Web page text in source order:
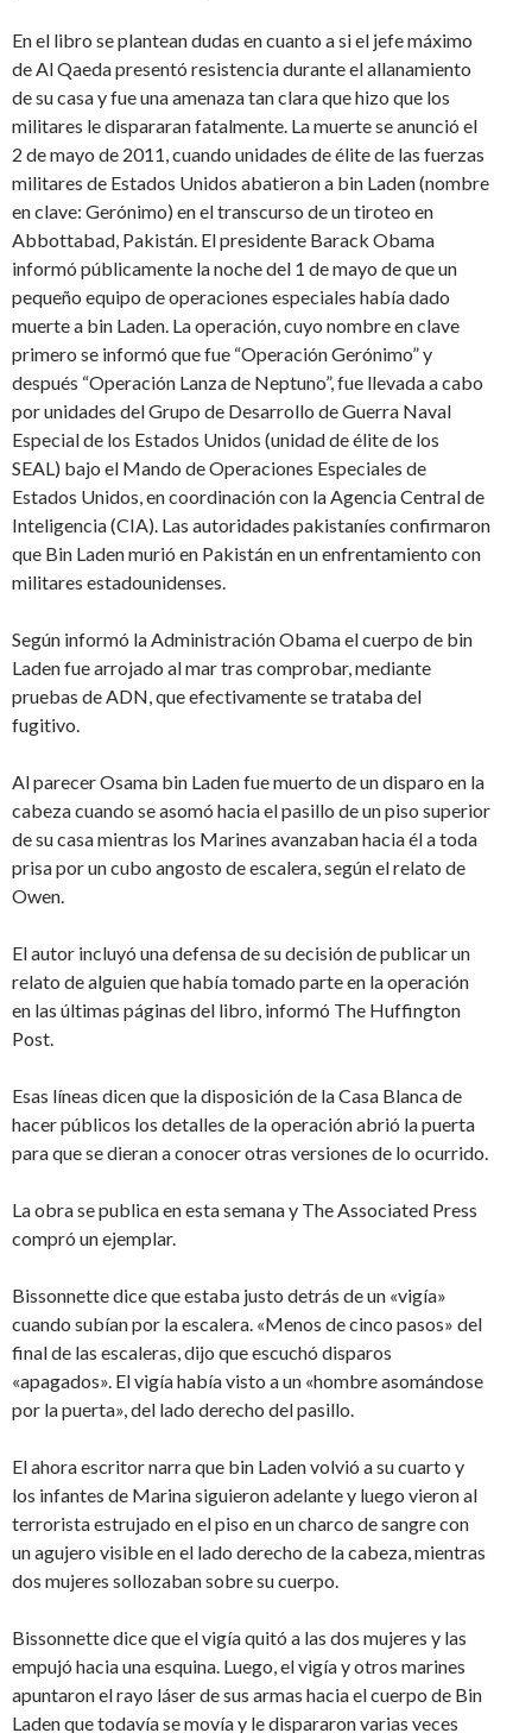
En el libro se plantean dudas en cuanto a si el jefe máximo
de Al Qaeda presentó resistencia durante el allanamiento
de su casa y fue una amenaza tan clara que hizo que los
militares le dispararan fatalmente. La muerte se anunció el
2 de mayo de 2011, cuando unidades de élite de las fuerzas
militares de Estados Unidos abatieron a bin Laden (nombre
en clave: Gerónimo) en el transcurso de un tiroteo en
Abbottabad, Pakistán. El presidente Barack Obama
informó públicamente la noche del 1 de mayo de que un
pequeño equipo de operaciones especiales había dado
muerte a bin Laden. La operación, cuyo nombre en clave
primero se informó que fue “Operación Gerónimo” y
después “Operación Lanza de Neptuno”, fue llevada a cabo
por unidades del Grupo de Desarrollo de Guerra Naval
Especial de los Estados Unidos (unidad de élite de los
SEAL) bajo el Mando de Operaciones Especiales de
Estados Unidos, en coordinación con la Agencia Central de
Inteligencia (CIA). Las autoridades pakistaníes confirmaron
que Bin Laden murió en Pakistán en un enfrentamiento con
militares estadounidenses.
Según informó la Administración Obama el cuerpo de bin
Laden fue arrojado al mar tras comprobar, mediante
pruebas de ADN, que efectivamente se trataba del
fugitivo.
Al parecer Osama bin Laden fue muerto de un disparo en la
cabeza cuando se asomó hacia el pasillo de un piso superior
de su casa mientras los Marines avanzaban hacia él a toda
prisa por un cubo angosto de escalera, según el relato de
Owen.
El autor incluyó una defensa de su decisión de publicar un
relato de alguien que había tomado parte en la operación
en las últimas páginas del libro, informó The Huffington
Post.
Esas líneas dicen que la disposición de la Casa Blanca de
hacer públicos los detalles de la operación abrió la puerta
para que se dieran a conocer otras versiones de lo ocurrido.
La obra se publica en esta semana y The Associated Press
compró un ejemplar.
Bissonnette dice que estaba justo detrás de un «vigía»
cuando subían por la escalera. «Menos de cinco pasos» del
final de las escaleras, dijo que escuchó disparos
«apagados». El vigía había visto a un «hombre asomándose
por la puerta», del lado derecho del pasillo.
El ahora escritor narra que bin Laden volvió a su cuarto y
los infantes de Marina siguieron adelante y luego vieron al
terrorista estrujado en el piso en un charco de sangre con
un agujero visible en el lado derecho de la cabeza, mientras
dos mujeres sollozaban sobre su cuerpo.
Bissonnette dice que el vigía quitó a las dos mujeres y las
empujó hacia una esquina. Luego, el vigía y otros marines
apuntaron el rayo láser de sus armas hacia el cuerpo de Bin
Laden que todavía se movía y le dispararon varias veces